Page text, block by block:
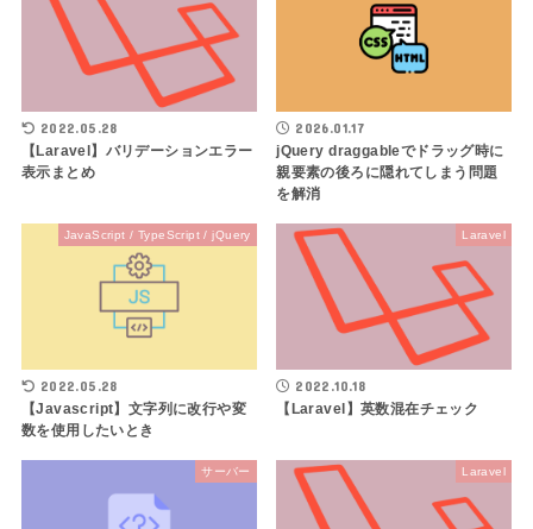
2022.05.28
【Laravel】バリデーションエラー
表示まとめ
2026.01.17
jQuery draggableでドラッグ時に
親要素の後ろに隠れてしまう問題
を解消
JavaScript / TypeScript / jQuery
2022.05.28
【Javascript】文字列に改行や変
数を使用したいとき
Laravel
2022.10.18
【Laravel】英数混在チェック
サーバー Laravel